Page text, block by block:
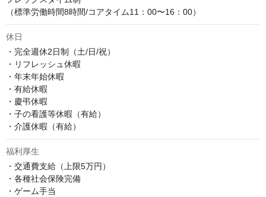
（標準労働時間8時間/コアタイム11：00〜16：00）
休日
・完全週休2日制（土/日/祝）
・リフレッシュ休暇
・年末年始休暇
・有給休暇
・慶弔休暇
・子の看護等休暇（有給）
・介護休暇（有給）
福利厚生
・交通費支給（上限5万円）
・各種社会保険完備
・ゲーム手当